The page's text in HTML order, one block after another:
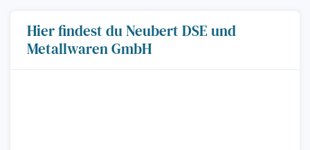
Hier findest du Neubert DSE und
Metallwaren GmbH